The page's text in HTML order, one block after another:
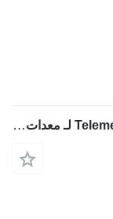
لوحة العدادات Telemecanique XBL C1012R184 لـ معدات طبية